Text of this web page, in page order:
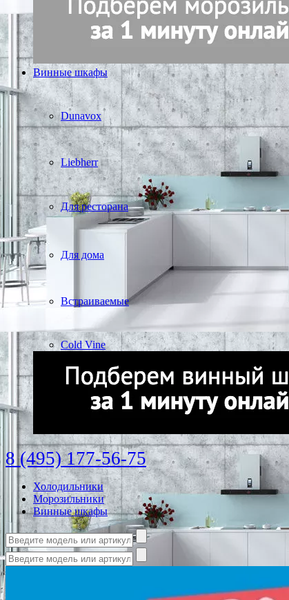
Винные шкафы
Dunavox
Liebherr
Для ресторана
Для дома
Встраиваемые
Cold Vine
8 (495) 177-56-75
Холодильники
Морозильники
Винные шкафы